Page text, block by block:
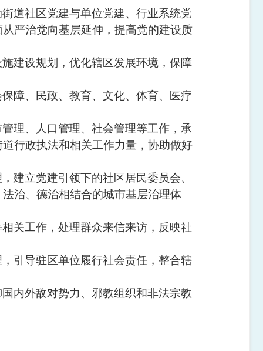
道社区党建与单位党建、行业系统党
严治党向基层延伸，提高党的建设质
建设规划，优化辖区发展环境，保障
障、民政、教育、文化、体育、医疗
理、人口管理、社会管理等工作，承
行政执法和相关工作力量，协助做好
建立党建引领下的社区居民委员会、
治、德治相结合的城市基层治理体
关工作，处理群众来信来访，反映社
引导驻区单位履行社会责任，整合辖
内外敌对势力、邪教组织和非法宗教